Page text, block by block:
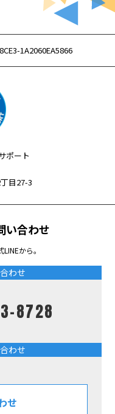
1A2060EA5866
ポート
目27-3
い合わせ
から。
わせ
8728
わせ
せ